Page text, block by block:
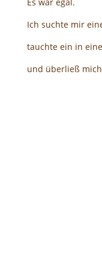
Ich suchte mir
tauchte ein in
und überließ